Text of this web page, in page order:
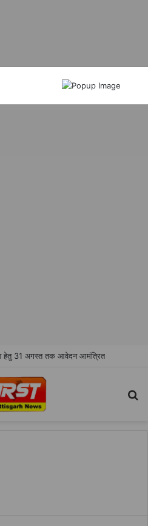
हेतु 31 अगस्त तक आवेदन आमंत्रित